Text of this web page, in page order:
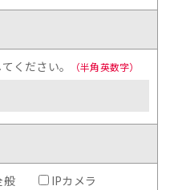
ください。 （半角英数字）
般
IPカメラ